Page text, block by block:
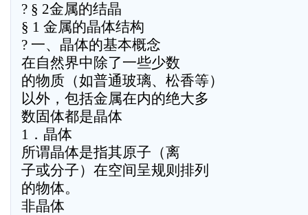
? § 2金属的结晶
§ 1 金属的晶体结构
? 一、晶体的基本概念
在自然界中除了一些少数
的物质（如普通玻璃、松香等）
以外，包括金属在内的绝大多
数固体都是晶体
1．晶体
所谓晶体是指其原子（离
子或分子）在空间呈规则排列
的物体。
非晶体